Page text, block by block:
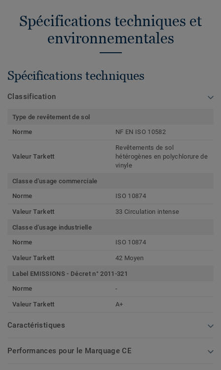
Spécifications techniques et
environnementales
Spécifications techniques
Classification
Type de revêtement de sol
Norme
NF EN ISO 10582
Valeur Tarkett
Revêtements de sol
hétérogènes en polychlorure de
vinyle
Classe d'usage commerciale
Norme
ISO 10874
Valeur Tarkett 33 Circulation intense
Classe d'usage industrielle
Norme
ISO 10874
Valeur Tarkett 42 Moyen
Label EMISSIONS - Décret n° 2011-321
Norme
-
Valeur Tarkett A+
Caractéristiques
Performances pour le Marquage CE